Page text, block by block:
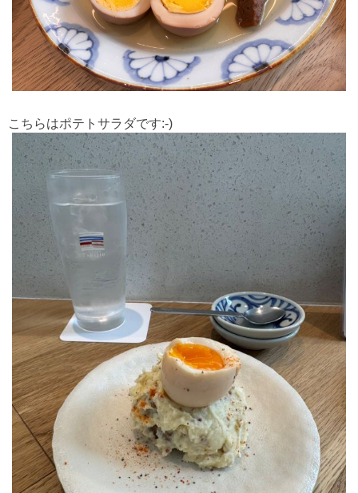
こちらはポテトサラダです:-)